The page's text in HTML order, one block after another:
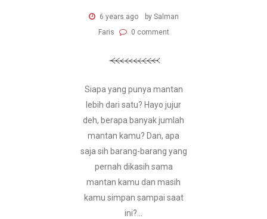
6 years ago
by Salman
Faris
0 comment
Siapa yang punya mantan
lebih dari satu? Hayo jujur
deh, berapa banyak jumlah
mantan kamu? Dan, apa
saja sih barang-barang yang
pernah dikasih sama
mantan kamu dan masih
kamu simpan sampai saat
ini?...